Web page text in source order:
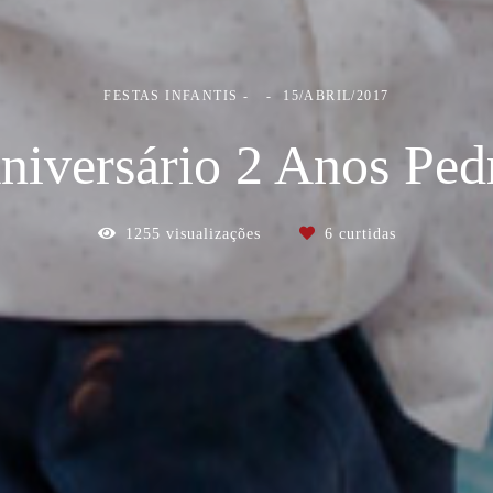
FESTAS INFANTIS 15/ABRIL/2017
2 Anos
1255 visualizações 6 curtidas